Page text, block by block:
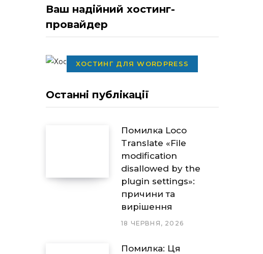
Ваш надійний хостинг-
провайдер
ХОСТИНГ ДЛЯ WORDPRESS
Останні публікації
Помилка Loco
Translate «File
modification
disallowed by the
plugin settings»:
причини та
вирішення
18 ЧЕРВНЯ, 2026
Помилка: Ця